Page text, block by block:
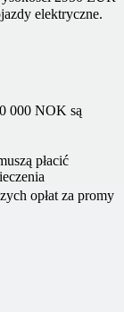
elektryczne.
000 NOK są
płacić
opłat za promy